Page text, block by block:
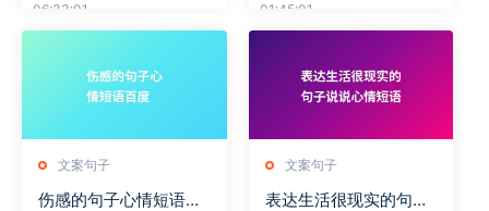
06:33:01
01:45:01
文案句子
伤感的句子心情短语百
文案句子
表达生活很现实的句子